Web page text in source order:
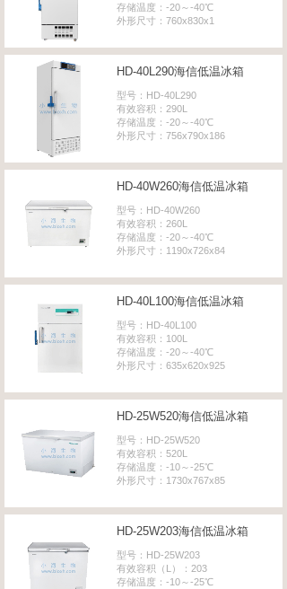
存储温度：-20～-40℃
外形尺寸：760x830x1
HD-40L290海信低温冰箱
型号：HD-40L290
有效容积：290L
存储温度：-20～-40℃
外形尺寸：756x790x186
HD-40W260海信低温冰箱
型号：HD-40W260
有效容积：260L
存储温度：-20～-40℃
外形尺寸：1190x726x84
HD-40L100海信低温冰箱
型号：HD-40L100
有效容积：100L
存储温度：-20～-40℃
外形尺寸：635x620x925
HD-25W520海信低温冰箱
型号：HD-25W520
有效容积：520L
存储温度：-10～-25℃
外形尺寸：1730x767x85
HD-25W203海信低温冰箱
型号：HD-25W203
有效容积（L）：203
存储温度：-10～-25℃